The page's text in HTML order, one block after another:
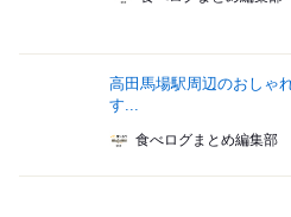
高田馬場駅周辺のおしゃ
す...
食べログまとめ編集部